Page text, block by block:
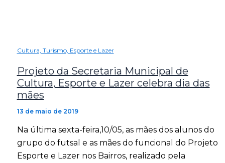
Cultura, Turismo, Esporte e Lazer
Projeto da Secretaria Municipal de
Cultura, Esporte e Lazer celebra dia das
mães
13 de maio de 2019
Na última sexta-feira,10/05, as mães dos alunos do
grupo do futsal e as mães do funcional do Projeto
Esporte e Lazer nos Bairros, realizado pela